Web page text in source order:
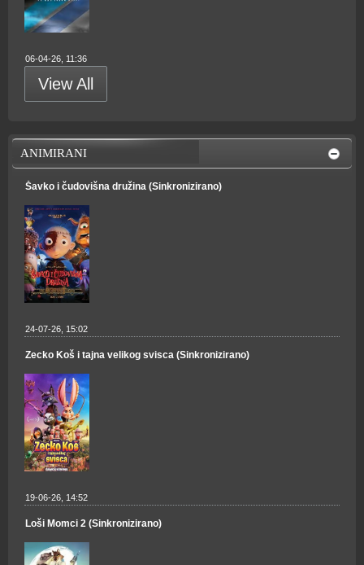
06-04-26, 11:36
View All
ANIMIRANI
Šavko i čudovišna družina (Sinkronizirano)
24-07-26, 15:02
Zecko Koš i tajna velikog svisca (Sinkronizirano)
19-06-26, 14:52
Loši Momci 2 (Sinkronizirano)